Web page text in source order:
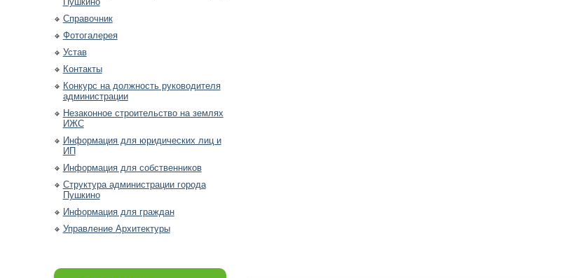
Справочник
Фотогалерея
Устав
Контакты
Конкурс на должность руководителя
администрации
Незаконное строительство на землях
ИЖС
Информация для юридических лиц и
ИП
Информация для собственников
Структура администрации города
Пушкино
Информация для граждан
Управление Архитектуры